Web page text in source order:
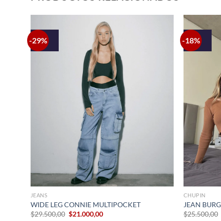
-29%
JEANS
WIDE LEG CONNIE MULTIPOCKET
$29.500,00 El
$21.000,00El
-18%
CHUPIN
JEAN
$25.500,00